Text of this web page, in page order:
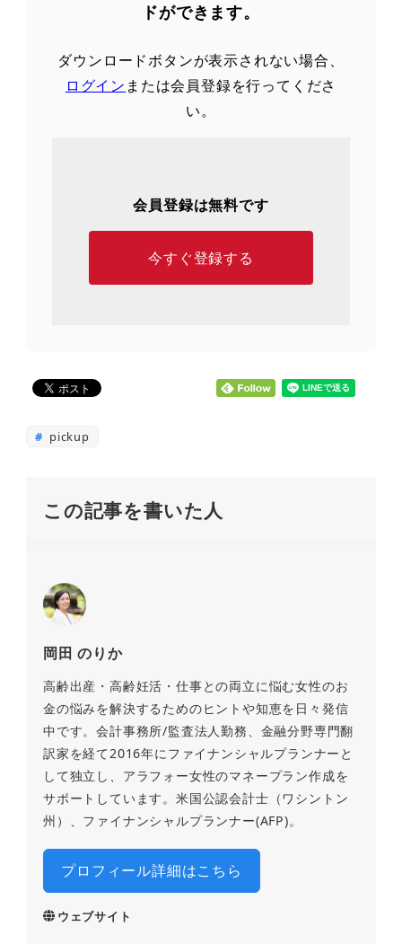
ドができます。
ダウンロードボタンが表示されない場合、
ログイン または会員登録を行ってくださ
い。
会員登録は無料です
今すぐ登録する
pickup
この記事を書いた人
岡田 のりか
高齢出産・高齢妊活・仕事との両立に悩む女性のお
金の悩みを解決するためのヒントや知恵を日々発信
中です。会計事務所/監査法人勤務、金融分野専門翻
訳家を経て2016年にファイナンシャルプランナーと
して独立し、アラフォー女性のマネープラン作成を
サポートしています。米国公認会計士（ワシントン
州）、ファイナンシャルプランナー(AFP)。
プロフィール詳細はこちら
ウェブサイト